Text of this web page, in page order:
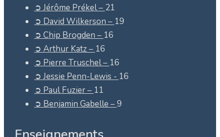
➲ Jérôme Prékel – 21
➲ David Wilkerson – 19
➲ Chip Brogden – 16
➲ Arthur Katz – 16
➲ Pierre Truschel – 16
➲ Jessie Penn-Lewis - 16
➲ Paul Fuzier – 11
➲ Benjamin Gabelle –9